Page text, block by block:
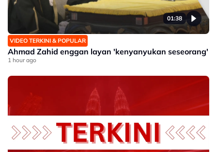
01:38
VIDEO TERKINI & POPULAR
Ahmad Zahid enggan layan 'kenyanyukan seseorang'
1 hour ago